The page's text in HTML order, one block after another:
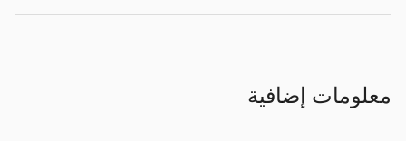
معلومات إضافية